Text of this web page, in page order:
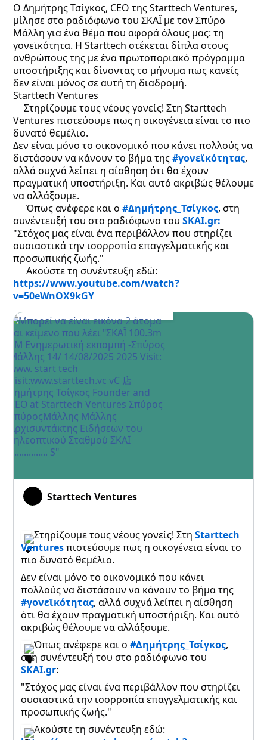
Ο Δημήτρης Τσίγκος, CEO της Starttech Ventures,
μίλησε στο ραδιόφωνο του ΣΚΑΪ με τον Σπύρο
Μάλλη για ένα θέμα που αφορά όλους μας: τη
γονεϊκότητα. Η Starttech στέκεται δίπλα στους
ανθρώπους της με ένα πρωτοποριακό πρόγραμμα
υποστήριξης και δίνοντας το μήνυμα πως κανείς
δεν είναι μόνος σε αυτή τη διαδρομή.
Starttech Ventures
Στηρίζουμε τους νέους γονείς! Στη Starttech
Ventures πιστεύουμε πως η οικογένεια είναι το πιο
δυνατό θεμέλιο.
Δεν είναι μόνο το οικονομικό που κάνει πολλούς να
διστάσουν να κάνουν το βήμα της#γονεϊκότητας,
αλλά συχνά λείπει η αίσθηση ότι θα έχουν
πραγματική υποστήριξη. Και αυτό ακριβώς θέλουμε
να αλλάξουμε.
Όπως ανέφερε και ο #Δημήτρης_Τσίγκος, στη
συνέντευξή του στο ραδιόφωνο του SKAI.gr:
"Στόχος μας είναι ένα περιβάλλον που στηρίζει
ουσιαστικά την ισορροπία επαγγελματικής και
προσωπικής ζωής."
Ακούστε τη συνέντευξη εδώ:
https://www.youtube.com/watch?
v=50eWnOX9kGY
Starttech Ventures
Στηρίζουμε τους νέους γονείς! Στη Starttech
Venturesπιστεύουμε πως η οικογένεια είναι το
πιο δυνατό θεμέλιο.
Δεν είναι μόνο το οικονομικό που κάνει
πολλούς να διστάσουν να κάνουν το βήμα της
#γονεϊκότητας, αλλά συχνά λείπει η αίσθηση
ότι θα έχουν πραγματική υποστήριξη. Και αυτό
ακριβώς θέλουμε να αλλάξουμε.
Όπως ανέφερε και ο #Δημήτρης_Τσίγκος,
στη συνέντευξή του στο ραδιόφωνο του
SKAI.gr:
"Στόχος μας είναι ένα περιβάλλον που στηρίζει
ουσιαστικά την ισορροπία επαγγελματικής και
προσωπικής ζωής."
Ακούστε τη συνέντευξη εδώ: